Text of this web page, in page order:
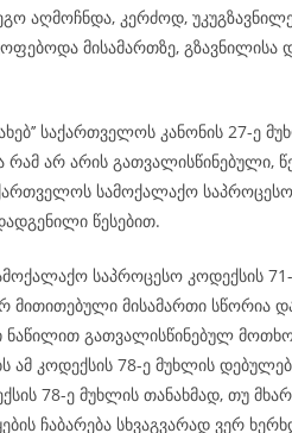
აღმოჩნდა, კერძოდ,
მისამართზე,
საქართველოს კანონის 27-ე
რამ არ არის გათვალისწინებული,
სამოქალაქო
წესებით.
საპროცესო კოდექსის
მითითებული მისამართი სწორია
ნაწილით გათვალისწინებულ
ამ კოდექსის 78-ე მუხლის
78-ე მუხლის თანახმად, თუ
ჩაბარება სხვაგვარად ვერ